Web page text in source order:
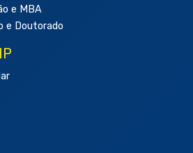
e MBA
e Doutorado